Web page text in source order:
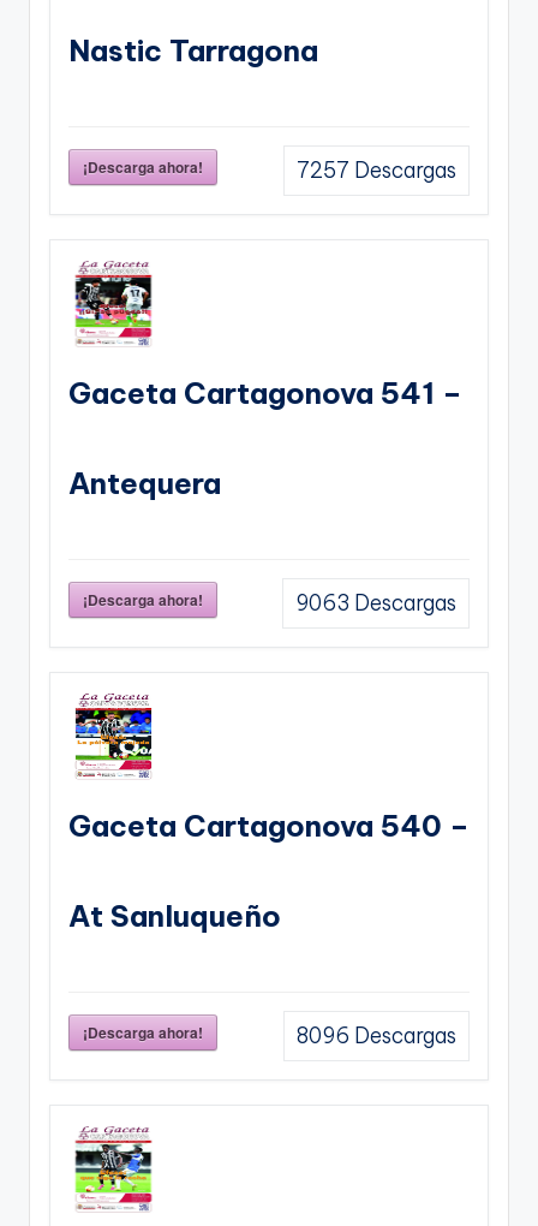
Nastic Tarragona
¡Descarga ahora! 7257 Descargas
Gaceta Cartagonova 541 –
Antequera
¡Descarga ahora! 9063 Descargas
Gaceta Cartagonova 540 –
At Sanluqueño
¡Descarga ahora! 8096 Descargas